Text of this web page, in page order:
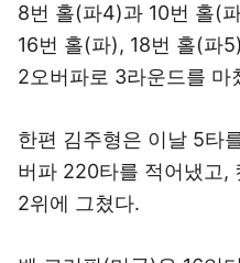
8번 홀(파4)과 10번 홀(
16번 홀(파), 18번 홀(파
2오버파로 3라운드를 마
한편 김주형은 이날 5타
버파 220타를 적어냈고,
2위에 그쳤다.